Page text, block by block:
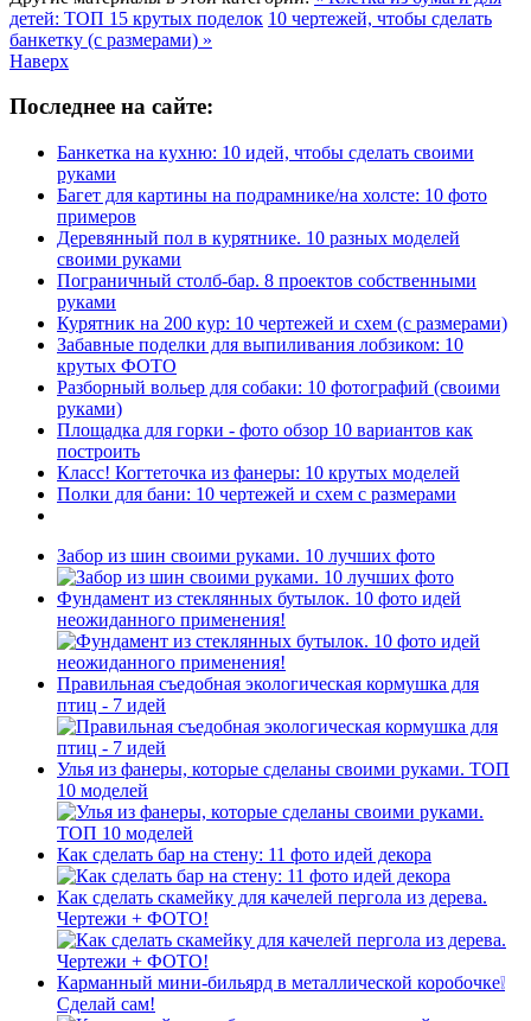
детей: ТОП 15 крутых поделок 10 чертежей, чтобы сделать
банкетку (с размерами) »
Наверх
Последнее на сайте:
Банкетка на кухню: 10 идей, чтобы сделать своими
руками
Багет для картины на подрамнике/на холсте: 10 фото
примеров
Деревянный пол в курятнике. 10 разных моделей
своими руками
Пограничный столб-бар. 8 проектов собственными
руками
Курятник на 200 кур: 10 чертежей и схем (с размерами)
Забавные поделки для выпиливания лобзиком: 10
крутых ФОТО
Разборный вольер для собаки: 10 фотографий (своими
руками)
Площадка для горки - фото обзор 10 вариантов как
построить
Класс! Когтеточка из фанеры: 10 крутых моделей
Полки для бани: 10 чертежей и схем с размерами
Забор из шин своими руками. 10 лучших фото
Фундамент из стеклянных бутылок. 10 фото идей
неожиданного применения!
Правильная съедобная экологическая кормушка для
птиц - 7 идей
Улья из фанеры, которые сделаны своими руками. ТОП
10 моделей
Как сделать бар на стену: 11 фото идей декора
Как сделать скамейку для качелей пергола из дерева.
Чертежи + ФОТО!
Карманный мини-бильярд в металлической коробочке❕
Сделай сам!